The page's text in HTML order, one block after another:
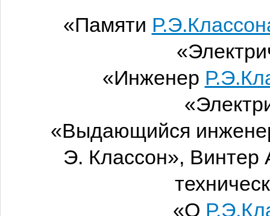
«Памяти
«Инженер
«Выдающийся
Э. Классон»,
«О